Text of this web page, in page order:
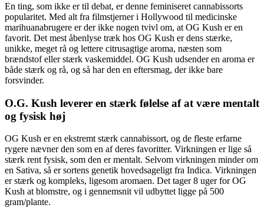
En ting, som ikke er til debat, er denne feminiseret cannabissorts
popularitet. Med alt fra filmstjerner i Hollywood til medicinske
marihuanabrugere er der ikke nogen tvivl om, at OG Kush er en
favorit. Det mest åbenlyse træk hos OG Kush er dens stærke,
unikke, meget rå og lettere citrusagtige aroma, næsten som
brændstof eller stærk vaskemiddel. OG Kush udsender en aroma er
både stærk og rå, og så har den en eftersmag, der ikke bare
forsvinder.
O.G. Kush leverer en stærk følelse af at være mentalt
og fysisk høj
OG Kush er en ekstremt stærk cannabissort, og de fleste erfarne
rygere nævner den som en af deres favoritter. Virkningen er lige så
stærk rent fysisk, som den er mentalt. Selvom virkningen minder om
en Sativa, så er sortens genetik hovedsageligt fra Indica. Virkningen
er stærk og kompleks, ligesom aromaen. Det tager 8 uger for OG
Kush at blomstre, og i gennemsnit vil udbyttet ligge på 500
gram/plante.